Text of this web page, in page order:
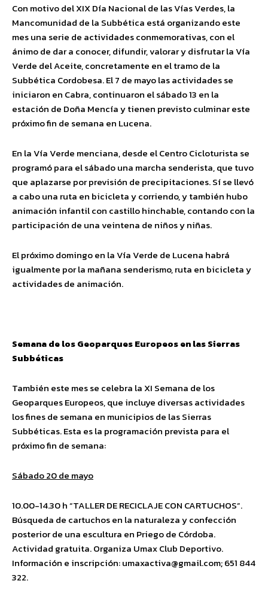
Con motivo del XIX Día Nacional de las Vías Verdes, la
Mancomunidad de la Subbética está organizando este
mes una serie de actividades conmemorativas, con el
ánimo de dar a conocer, difundir, valorar y disfrutar la Vía
Verde del Aceite, concretamente en el tramo de la
Subbética Cordobesa. El 7 de mayo las actividades se
iniciaron en Cabra, continuaron el sábado 13 en la
estación de Doña Mencía y tienen previsto culminar este
próximo fin de semana en Lucena.
En la Vía Verde menciana, desde el Centro Cicloturista se
programó para el sábado una marcha senderista, que tuvo
que aplazarse por previsión de precipitaciones. Sí se llevó
a cabo una ruta en bicicleta y corriendo, y también hubo
animación infantil con castillo hinchable, contando con la
participación de una veintena de niños y niñas.
El próximo domingo en la Vía Verde de Lucena habrá
igualmente por la mañana senderismo, ruta en bicicleta y
actividades de animación.
Semana de los Geoparques Europeos en las Sierras
Subbéticas
También este mes se celebra la XI Semana de los
Geoparques Europeos, que incluye diversas actividades
los fines de semana en municipios de las Sierras
Subbéticas. Esta es la programación prevista para el
próximo fin de semana:
Sábado 20 de mayo
10.00-14.30 h “TALLER DE RECICLAJE CON CARTUCHOS”.
Búsqueda de cartuchos en la naturaleza y confección
posterior de una escultura en Priego de Córdoba.
Actividad gratuita. Organiza Umax Club Deportivo.
Información e inscripción: umaxactiva@gmail.com; 651 844
322.